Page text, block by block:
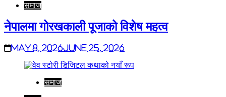
समाज
नेपालमा गोरखकाली पूजाको विशेष महत्व
May 8, 2026June 25, 2026
समाज